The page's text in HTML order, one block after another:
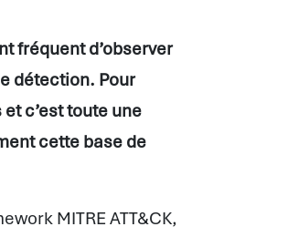
fréquent d’observer
détection. Pour
c’est toute une
cette base de
MITRE ATT&CK,